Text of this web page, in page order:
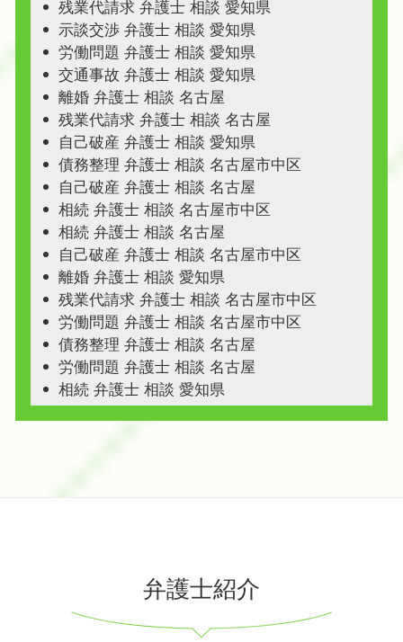
残業代請求 弁護士 相談 愛知県
示談交渉 弁護士 相談 愛知県
労働問題 弁護士 相談 愛知県
交通事故 弁護士 相談 愛知県
離婚 弁護士 相談 名古屋
残業代請求 弁護士 相談 名古屋
自己破産 弁護士 相談 愛知県
債務整理 弁護士 相談 名古屋市中区
自己破産 弁護士 相談 名古屋
相続 弁護士 相談 名古屋市中区
相続 弁護士 相談 名古屋
自己破産 弁護士 相談 名古屋市中区
離婚 弁護士 相談 愛知県
残業代請求 弁護士 相談 名古屋市中区
労働問題 弁護士 相談 名古屋市中区
債務整理 弁護士 相談 名古屋
労働問題 弁護士 相談 名古屋
相続 弁護士 相談 愛知県
弁護士紹介